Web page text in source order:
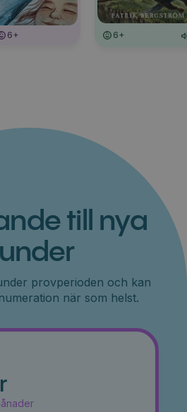
6+ 6+
till nya
provperioden och kan
när som helst.